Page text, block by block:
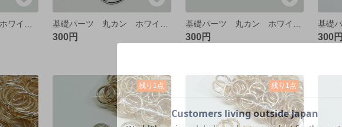
300円 300円 300円
残り1点 残り1点